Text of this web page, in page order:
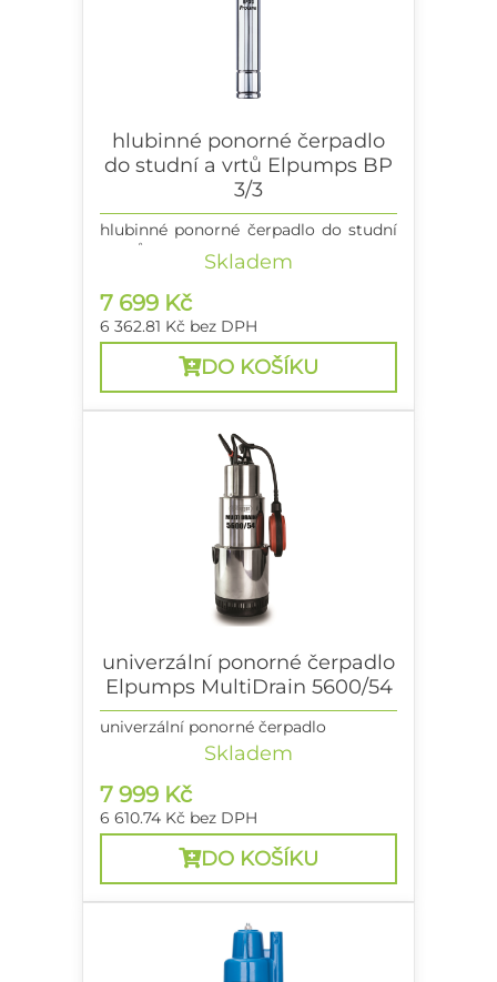
hlubinné ponorné čerpadlo
do studní a vrtů Elpumps BP
3/3
hlubinné ponorné čerpadlo do studní
a vrtů
Skladem
7 699 Kč
6 362.81 Kč bez DPH
DO KOŠÍKU
univerzální ponorné čerpadlo
Elpumps MultiDrain 5600/54
univerzální ponorné čerpadlo
Skladem
7 999 Kč
6 610.74 Kč bez DPH
DO KOŠÍKU